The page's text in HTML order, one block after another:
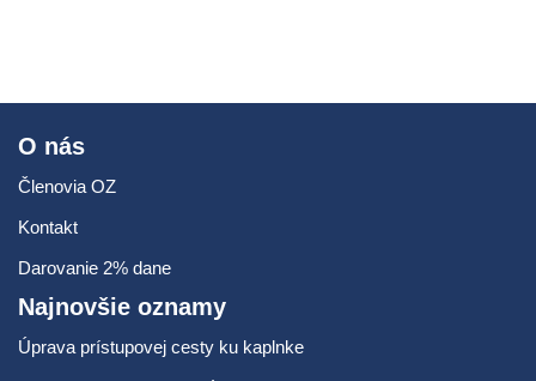
O nás
Členovia OZ
Kontakt
Darovanie 2% dane
Najnovšie oznamy
Úprava prístupovej cesty ku kaplnke